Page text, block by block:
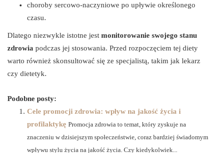
choroby sercowo-naczyniowe po upływie określonego
czasu.
Dlatego niezwykle istotne jest monitorowanie swojego stanu
zdrowia podczas jej stosowania. Przed rozpoczęciem tej diety
warto również skonsultować się ze specjalistą, takim jak lekarz
czy dietetyk.
Podobne posty:
Cele promocji zdrowia: wpływ na jakość życia i
profilaktykę Promocja zdrowia to temat, który zyskuje na
znaczeniu w dzisiejszym społeczeństwie, coraz bardziej świadomym
wpływu stylu życia na jakość życia. Czy kiedykolwiek...